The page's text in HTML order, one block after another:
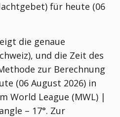
für heute (06
die genaue
und die Zeit des
zur Berechnung
(06 August 2026) in
World League (MWL) |
– 17°. Zur